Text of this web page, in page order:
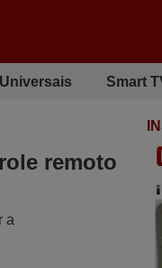
Smart
remoto
a